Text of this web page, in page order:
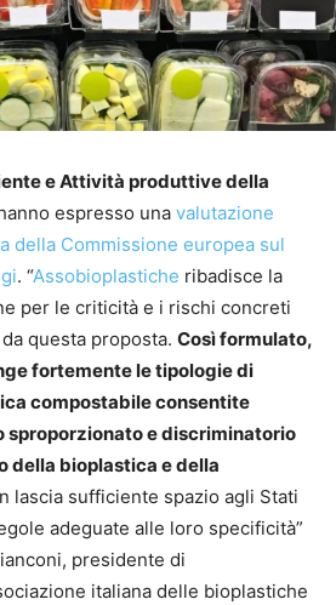
e Attività produttive della
espresso una valutazione
della Commissione europea sul
. “Assobioplastiche ribadisce la
per le criticità e i rischi concreti
questa proposta. Così formulato,
fortemente le tipologie di
compostabile consentite
sproporzionato e discriminatorio
della bioplastica e della
lascia sufficiente spazio agli Stati
adeguate alle loro specificità”
presidente di
italiana delle bioplastiche